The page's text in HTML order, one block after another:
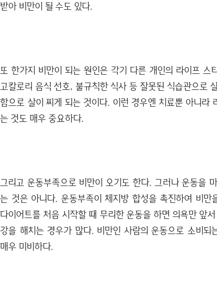
받아 비만이 될 수도 있다.
또 한가지 비만이 되는 원인은 각기 다른 개인의 라이프 스
고칼로리 음식 선호, 불규칙한 식사 등 잘못된 식습관으로
함으로 살이 찌게 되는 것이다. 이런 경우엔 치료뿐 아니라
는 것도 매우 중요하다.
그리고 운동부족으로 비만이 오기도 한다. 그러나 운동을
는 것은 아니다. 운동부족이 체지방 합성을 촉진하여 비만
다이어트를 처음 시작할 때 무리한 운동을 하면 의욕만 앞
강을 해치는 경우가 많다. 비만인 사람의 운동으로 소비되
매우 미비하다.